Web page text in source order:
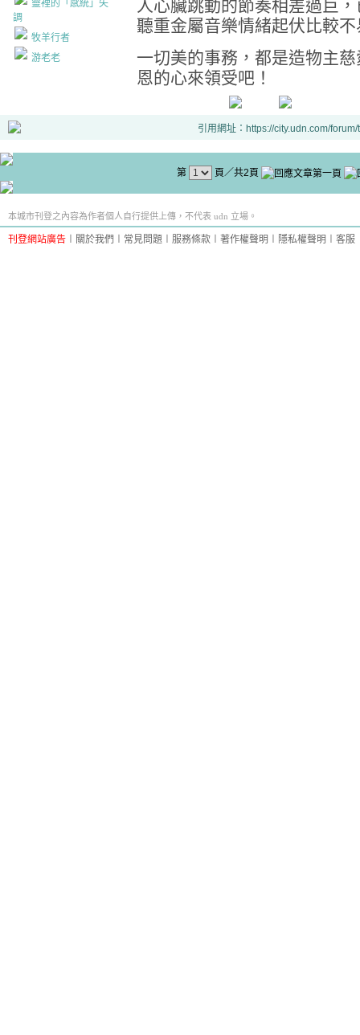
靈裡的「感統」失
調
牧羊行者
游老老
人心臟跳動的節奏相差過巨
聽重金屬音樂情緒起伏比較
一切美的事務，都是造物主
恩的心來領受吧！
引用網址：https://city.udn.com/
第 頁／共2頁
本城市刊登之內容為作者個人自行提供上傳，不代表 udn 立場。
刊登網站廣告 關於我們 常見問題 服務條款 著作權聲明 隱私權聲明 客服